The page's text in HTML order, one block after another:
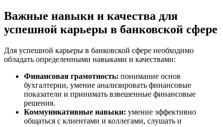
Важные навыки и качества для
успешной карьеры в банковской сфере
Для успешной карьеры в банковской сфере необходимо
обладать определенными навыками и качествами:
Финансовая грамотность: понимание основ
бухгалтерии, умение анализировать финансовые
показатели и принимать взвешенные финансовые
решения.
Коммуникативные навыки: умение эффективно
общаться с клиентами и коллегами, слушать и